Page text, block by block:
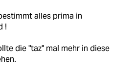
alles prima in
!
die "taz" mal mehr in diese